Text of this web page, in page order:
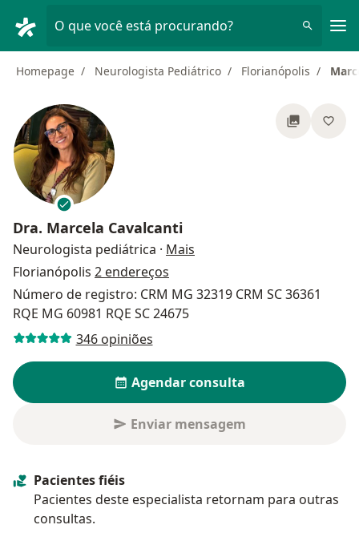
O que você está procurando?
Homepage Neurologista Pediátrico Florianópolis
Dra. Marcela Cavalcanti
Neurologista pediátrica · Mais
Florianópolis 2 endereços
Número de registro: CRM MG 32319 CRM SC 36361
RQE MG 60981 RQE SC 24675
346 opiniões
Agendar consulta
Enviar mensagem
Pacientes fiéis
Pacientes deste especialista retornam para outras
consultas.